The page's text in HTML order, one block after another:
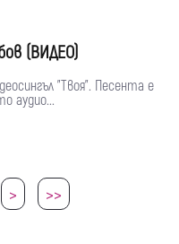
(ВИДЕО)
"Твоя". Песента е
аудио...
> >>